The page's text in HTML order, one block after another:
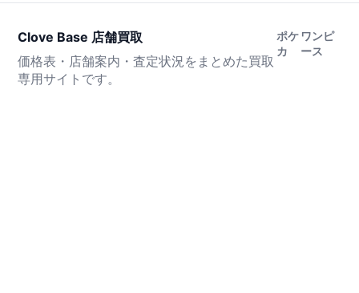
Clove Base 店舗買取
価格表・店舗案内・査定状況をまとめた買取
専用サイトです。
ポケ
カ
ワンピ
ース